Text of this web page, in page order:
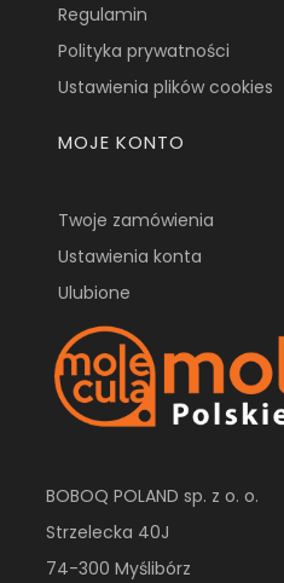
Regulamin
Polityka prywatności
Ustawienia plików cookies
MOJE KONTO
Twoje zamówienia
Ustawienia konta
Ulubione
BOBOQ POLAND sp. z o. o.
Strzelecka 40J
74-300 Myślibórz